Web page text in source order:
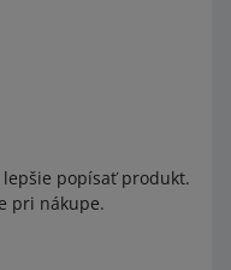
popísať produkt.
pri nákupe.